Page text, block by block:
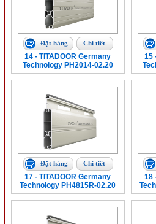
Đặt hàng Chi tiết
14 - TITADOOR Germany
Technology PH2014-02.20
15
Đặt hàng Chi tiết
17 - TITADOOR Germany
Technology PH4815R-02.20
18